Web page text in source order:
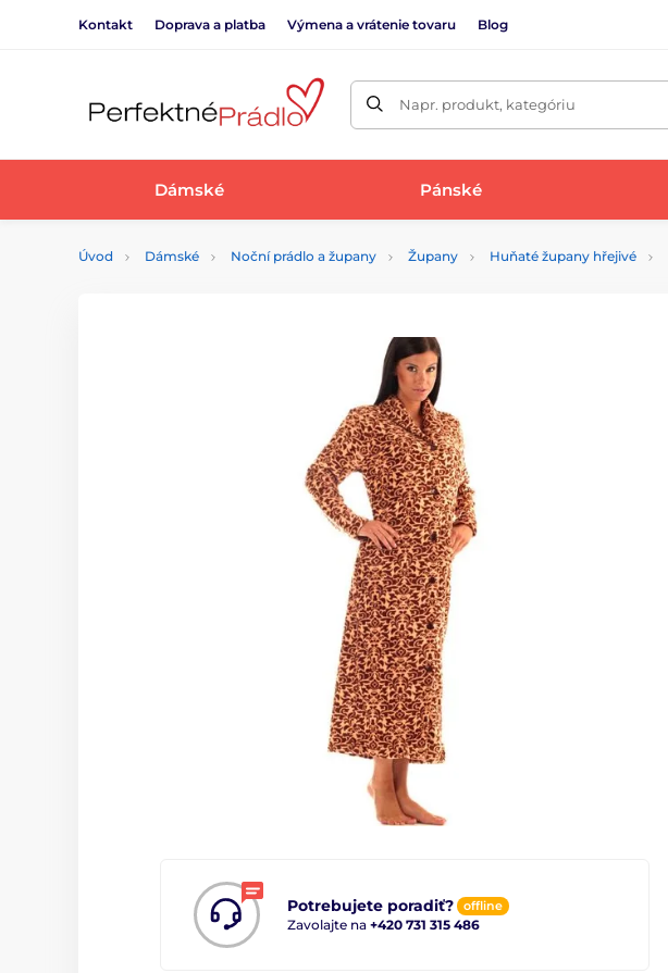
Kontakt Doprava a platba Výmena a vrátenie tovaru Blog
Napr. produkt, kategóriu
Dámské Pánské
Úvod Dámské Noční prádlo a župany Župany Huňaté župany hřejivé
Potrebujete poradiť? offline
Zavolajte na +420 731 315 486